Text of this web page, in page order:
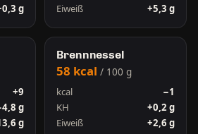
g
Eiweiß
+5,3 g
+9
g
g
Brennnessel
58 kcal/ 100 g
kcal
−1
KH
+0,2 g
Eiweiß
+2,6 g